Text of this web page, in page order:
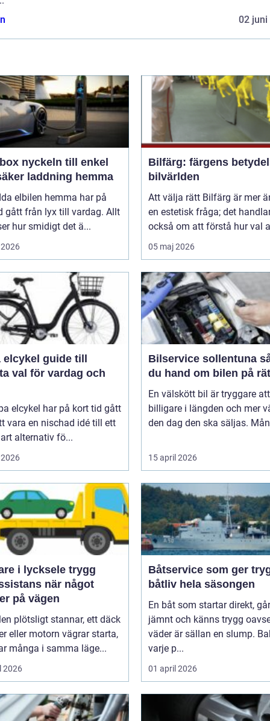
02 juni
till enkel
laddning hemma
elbilen hemma har på
gått från lyx till vardag. Allt
hur smidigt det ä...
Bilfärg: färgens
bilvärlden
Att välja rätt Bilfärg är mer
en estetisk fråga; det
också om att förstå hur val
05 maj 2026
guide till
val för vardag och
elcykel har på kort tid gått
vara en nischad idé till ett
alternativ fö...
Bilservice sollentuna så tar
du hand om bilen på
En välskött bil är tryggare
billigare i längden och mer
den dag den ska säljas.
15 april 2026
i lycksele trygg
när något
på vägen
plötsligt stannar, ett däck
eller motorn vägrar starta,
många i samma läge...
2026
Båtservice som ger
båtliv hela säsongen
En båt som startar direkt, går
jämnt och känns trygg
väder är sällan en slump.
varje p...
01 april 2026